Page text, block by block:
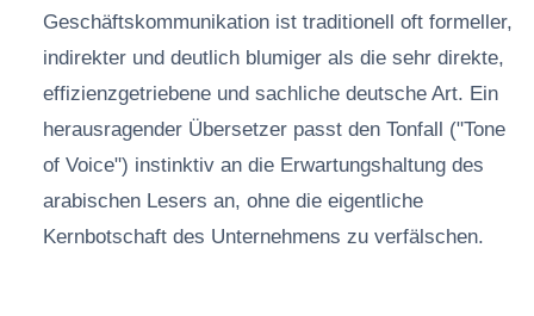
Geschäftskommunikation ist traditionell oft formeller,
indirekter und deutlich blumiger als die sehr direkte,
effizienzgetriebene und sachliche deutsche Art. Ein
herausragender Übersetzer passt den Tonfall ("Tone
of Voice") instinktiv an die Erwartungshaltung des
arabischen Lesers an, ohne die eigentliche
Kernbotschaft des Unternehmens zu verfälschen.